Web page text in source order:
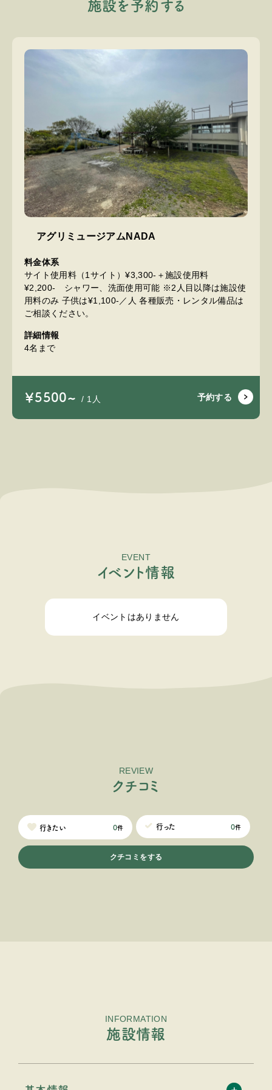
施設を 予約 する
アグリミュージアムNADA
料金体系
サイト使用料（1サイト）¥3,300-＋施設使用料
¥2,200- シャワー、洗面使用可能 ※2人目以降は施設使
用料のみ 子供は¥1,100-／人 各種販売・レンタル備品は
ご相談ください。
詳細情報
4名まで
￥5500~ / 1人 予約する
EVENT
イベン ト情報
イベントはありません
REVIEW
ク チ コ ミ
行きたい 0件 行った 0件
クチコミをする
INFORMATION
施設情報